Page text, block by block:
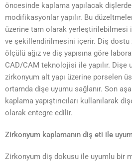
öncesinde kaplama yapılacak
modifikasyonlar yapılır. Bu
üzerine tam olarak yerleştirilebilmesi
ve şekillendirilmesini içerir. Diş dostu
ölçülü ağız ve diş yapısına göre
CAD/CAM teknolojisi ile yapılır. Dişe
zirkonyum alt yapı üzerine porselen
ortamda dişe uyumu sağlanır. Son
kaplama yapıştırıcıları kullanılarak
olarak entegre edilir.
Zirkonyum kaplamanın diş eti ile
Zirkonyum diş dokusu ile uyumlu bir